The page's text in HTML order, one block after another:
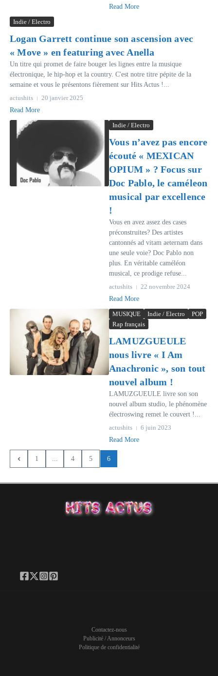
Read More
Indie / Electro
Logan Garrett continue son ascension avec
« Move » en featuring avec Anella
Un titre qui promet de faire bouger les lignes entre la musique
électronique, le hip-hop et la country. C'est notre titre pépite de la
semaine et vous le présentons fièrement sur Hits Actus !...
actushits
20 janvier 2025
Read More
Indie / Electro
Vous n’avez pas encore
écouté « MEXICAN
OPIUM » ? Focus sur
Doc Pablo, le caméleon
musical par excellence
!
Vous en avez assez des cases
préconstruites? Des artistes
cantonnés ad vitam aeternam dans
une seule voie? Doc Pablo non
plus. En véritable caméléon
musical, ce prodige refuse...
actushits
22 novembre 2024
Read More
MUSIQUE Indie / Electro
POP
Rap français
LAMUZGUEULE
nous livre « I Am
Anachronic », son tout
nouvel album !
LAMUZGUEULE livre son son
nouvel album studio, le phénomène
électroswing remet le couvert !...
actushits
6 juin 2023
Read More
1 ... 4 5 6
Contactez-nous
Publicité / Annonceurs
Politique de confidentialité